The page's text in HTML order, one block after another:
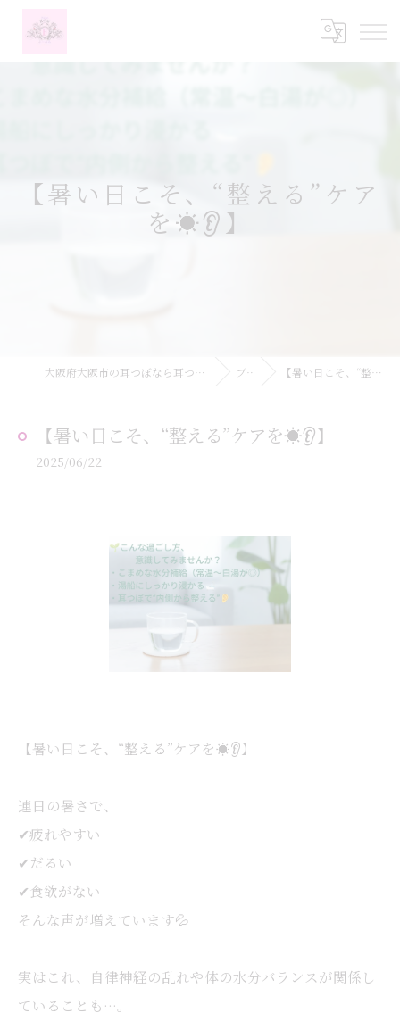
【暑い日こそ、“整える”ケア
を☀️👂】
大阪府大阪市の耳つぼなら耳つぼダイエットサロンふーみん ブログ 【暑い日こそ、“整える”ケアを☀️👂】
【暑い日こそ、“整える”ケアを☀️👂】
2025/06/22
【暑い日こそ、“整える”ケアを☀️👂】
連日の暑さで、
✔疲れやすい
✔だるい
✔食欲がない
そんな声が増えています💦
実はこれ、自律神経の乱れや体の水分バランスが関係し
ていることも…。